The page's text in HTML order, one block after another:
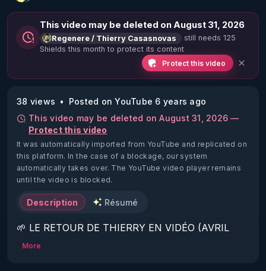
This video may be deleted on August 31, 2026
Regenere / Thierry Casasnovas
still needs 125
Shields this month to protect its content
Protect this video
38 views
Posted on YouTube 6 years ago
This video may be deleted on August 31, 2026 —
Protect this video
It was automatically imported from YouTube and replicated on
this platform. In the case of a blockage, our system
automatically takes over. The YouTube video player remains
until the video is blocked.
Description Résumé
🌱 LE RETOUR DE THIERRY EN VIDÉO (AVRIL
2022)!
More